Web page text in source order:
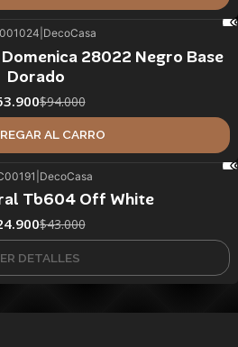
DecoCasa
28022 Negro Base
Dorado
$94.000
AL CARRO
DecoCasa
Tb604 Off White
$43.000
DETALLES